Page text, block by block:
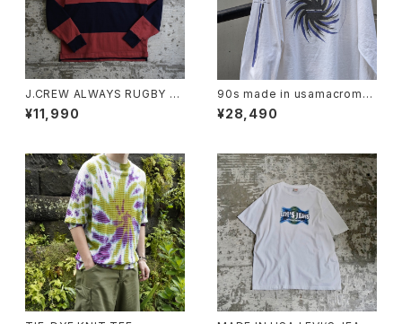
J.CREW ALWAYS RUGBY S
HIRT "PINK"
¥11,990
90s made in usamacrome
dia l/s tee
¥28,490